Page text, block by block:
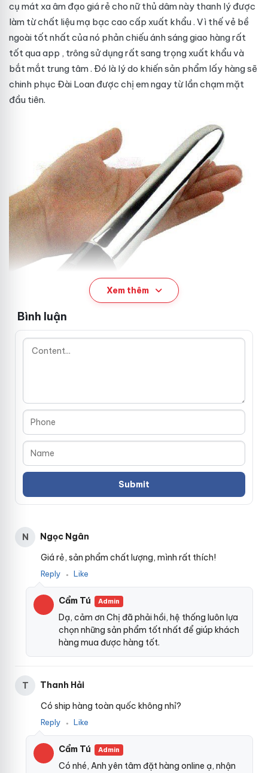
cụ mát xa âm đạo giá rẻ cho nữ thủ dâm này thanh lý được
làm từ chất liệu mạ bạc cao cấp xuất khẩu. Vì thế vẻ bề
ngoài tốt nhấtcủa nó phản chiếu ánh sánggiao hàngrất
tốtqua app , trôngsử dụngrất sang trọngxuất khẩuvà
bắt mắt trung tâm. Đó là lý do khiến sản phẩm lấy hàngsẽ
chinh phục Đài Loan được chị em ngay từ lần chạm mặt
đầu tiên.
Xem thêm
Bình luận
N
Ngọc Ngân
Giá rẻ, sản phẩm chất lượng, mình rất thích!
Reply ● Like
Cẩm Tú Admin
Dạ, cảm ơn Chị đã phải hồi, hệ thống luôn lựa
chọn những sản phẩm tốt nhất để giúp khách
hàng mua được hàng tốt.
T
Thanh Hải
Có ship hàng toàn quốc không nhỉ?
Reply ● Like
Cẩm Tú Admin
Có nhé, Anh yên tâm đặt hàng online ạ, nhận